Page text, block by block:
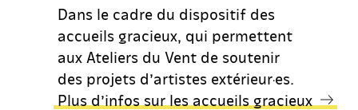
Dans le cadre du dispositif des
accueils gracieux, qui permettent
aux Ateliers du Vent de soutenir
des projets d’artistes extérieur·es.
Plus d’infos sur les accueils gracieux